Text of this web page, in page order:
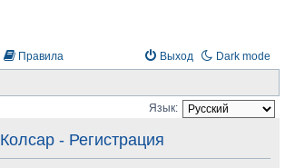
Dark mode
Правила Выход
Язык:
Колсар - Регистрация